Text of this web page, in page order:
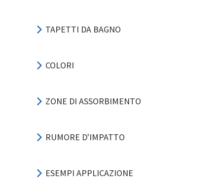
TAPETTI DA BAGNO
COLORI
ZONE DI ASSORBIMENTO
RUMORE D'IMPATTO
ESEMPI APPLICAZIONE